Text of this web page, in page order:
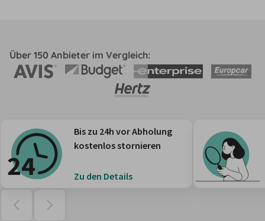
Über 150 Anbieter im Vergleich:
Bis zu 24h vor Abholung
kostenlos stornieren
Zu den Details